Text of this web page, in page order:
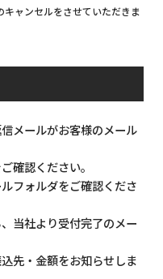
ャンセルをさせていただきま
メールがお客様のメール
確認ください。
フォルダをご確認くださ
当社より受付完了のメー
先・金額をお知らせしま